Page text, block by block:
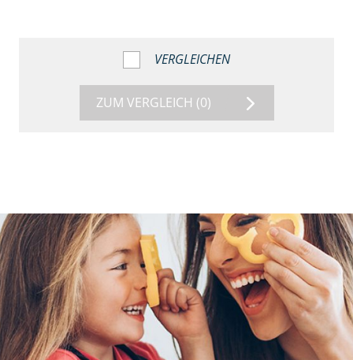
VERGLEICHEN
ZUM VERGLEICH (0)